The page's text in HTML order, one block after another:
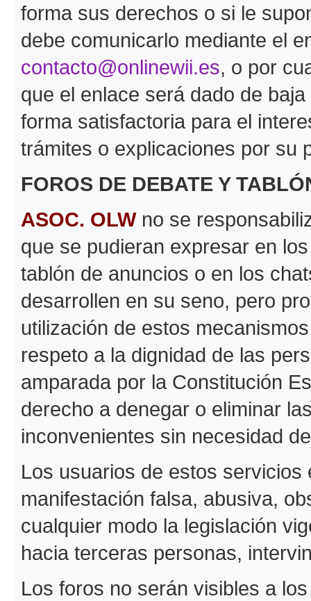
forma sus derechos o si le
debe comunicarlo mediante el
contacto@onlinewii.es, o por
que el enlace será dado de
forma satisfactoria para el
trámites o explicaciones por su
FOROS DE DEBATE Y
ASOC. OLWno se
que se pudieran expresar en
tablón de anuncios o en los
desarrollen en su seno, pero
utilización de estos
respeto a la dignidad de las
amparada por la Constitución
derecho a denegar o eliminar
inconvenientes sin necesidad
Los usuarios de estos servicios
manifestación falsa, abusiva,
cualquier modo la legislación
hacia terceras personas,
Los foros no serán visibles a